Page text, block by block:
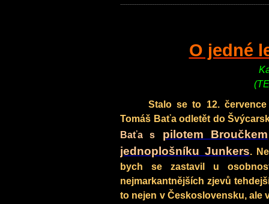
O jedné
Stalo se to 12.
Tomáš Baťa odletět do
Baťa s
pilotem Broučkem
jednoplošníku Junkers.
bych se zastavil u
nejmarkantnějších zjevů
to nejen v Československu, ale